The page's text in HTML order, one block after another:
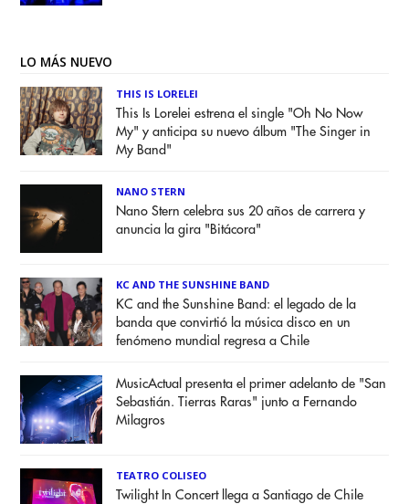
LO MÁS NUEVO
THIS IS LORELEI
This Is Lorelei estrena el single "Oh No Now
My" y anticipa su nuevo álbum "The Singer in
My Band"
NANO STERN
Nano Stern celebra sus 20 años de carrera y
anuncia la gira "Bitácora"
KC AND THE SUNSHINE BAND
KC and the Sunshine Band: el legado de la
banda que convirtió la música disco en un
fenómeno mundial regresa a Chile
MusicActual presenta el primer adelanto de "San
Sebastián. Tierras Raras" junto a Fernando
Milagros
TEATRO COLISEO
Twilight In Concert llega a Santiago de Chile